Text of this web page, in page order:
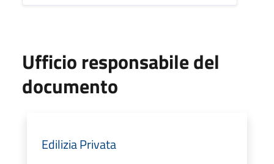
Ufficio responsabile del
documento
Edilizia Privata